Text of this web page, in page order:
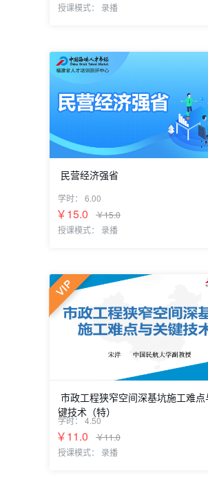
授课模式： 录播
民营经济强省
专题二：民营经济强省
学时： 6.00
￥15.0 ￥15.0
授课模式： 录播
市政工程狭窄空间深基坑施工难点
键技术（特）
宋洋 中国民航大学副教授
学时：4.50
￥11.0 ￥11.0
授课模式： 录播